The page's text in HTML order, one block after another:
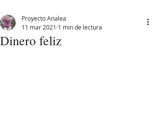
Dinero feliz
Proyecto Analea
11 mar 2021 1 min de lectura